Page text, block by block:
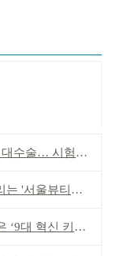
험자료 공용 허용
뷰티위크' 성료
혁신 키워드’